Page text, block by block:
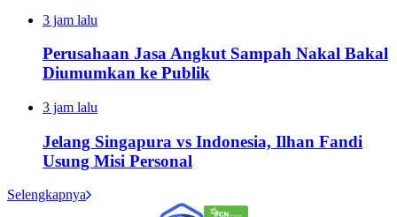
3 jam lalu
Perusahaan Jasa Angkut Sampah Nakal Bakal
Diumumkan ke Publik
3 jam lalu
Jelang Singapura vs Indonesia, Ilhan Fandi
Usung Misi Personal
Selengkapnya